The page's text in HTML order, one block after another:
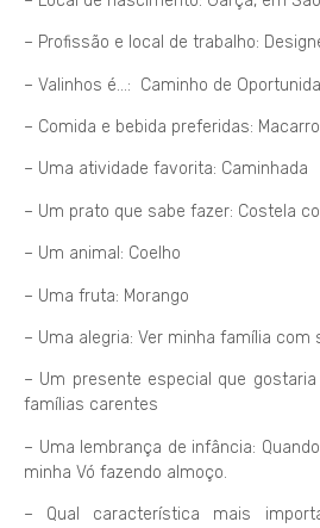
– Profissão e local de trabalho:
– Valinhos é…: Caminho de
– Comida e bebida preferidas:
– Uma atividade favorita: Caminhada
– Um prato que sabe fazer: Costela
– Um animal: Coelho
– Uma fruta: Morango
– Uma alegria: Ver minha família com
– Um presente especial que
famílias carentes
– Uma lembrança de infância:
minha Vó fazendo almoço.
– Qual característica mais